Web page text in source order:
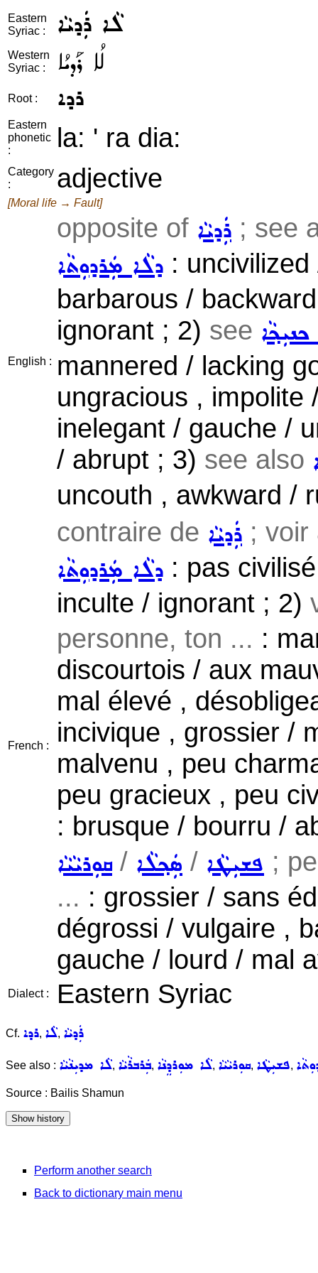
Eastern
Syriac :
ܠܵܐ ܪܲܕܝܵܐ
Western
Syriac :
ܠܳܐ ܪܰܕܝܳܐ
Root : ܪܕܐ
Eastern
phonetic
:
la: ' ra dia:
Category
:
adjective
[Moral life → Fault]
English :
opposite of ܪܲܕܝܵܐ ; see
ܕܠܵܐ ܡܲܪܕܘܼܬܵܐ :
barbarous /
ignorant ; 2) see
mannered / lacking
ungracious , impolite
inelegant / gauche /
/ abrupt ; 3) see also
uncouth , awkward /
French :
contraire de ܪܲܕܝܵܐ ;
ܕܠܵܐ ܡܲܪܕܘܼܬܵܐ : pas
inculte / ignorant ; 2)
personne, ton ... :
discourtois / aux
mal élevé ,
incivique , grossier /
malvenu , peu
peu gracieux , peu
: brusque / bourru /
ܩܘܼܪܝܵܝܵܐ / ܣܲܟ݂ܠܵܐ / ܦܫܝܼܛܵܐ ;
... : grossier / sans
dégrossi / vulgaire ,
gauche / lourd / mal
Dialect : Eastern Syriac
Cf. ܪܕܐ, ܠܵܐ, ܪܲܕܝܵܐ
See also : ܠܵܐ ܡܕܝܼܢܵܝܵܐ, ܒܲܪܒܪܵܝܵܐ, ܠܵܐ ܡܘܼܪܕܸܢܵܐ, ܩܘܼܪܝܵܝܵܐ, ܦܫܝܼܛܵܐ,
Source : Bailis Shamun
Perform another search
Back to dictionary main menu